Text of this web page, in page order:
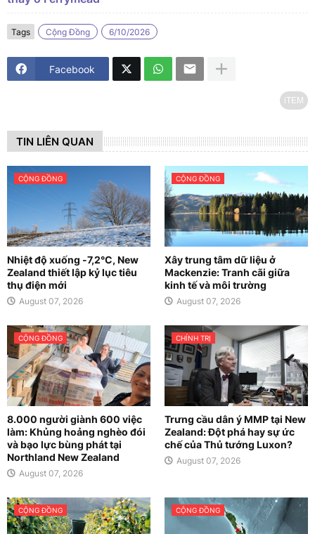
Tags Cộng Đồng 6/10/2026
Facebook
iTEM
TIN LIÊN QUAN
CỘNG ĐỒNG
Nhiệt độ xuống -7,2°C, New
Zealand thiết lập kỷ lục tiêu
thụ điện mới
August 07, 2026
CỘNG ĐỒNG
Xây trung tâm dữ liệu ở
Mackenzie: Tranh cãi giữa
kinh tế và môi trường
August 07, 2026
CỘNG ĐỒNG
8.000 người giành 600 việc
làm: Khủng hoảng nghèo đói
và bạo lực bùng phát tại
Northland New Zealand
August 07, 2026
CHÍNH TRỊ
Trưng cầu dân ý MMP tại New
Zealand: Đột phá hay sự ức
chế của Thủ tướng Luxon?
August 07, 2026
CỘNG ĐỒNG CỘNG ĐỒNG